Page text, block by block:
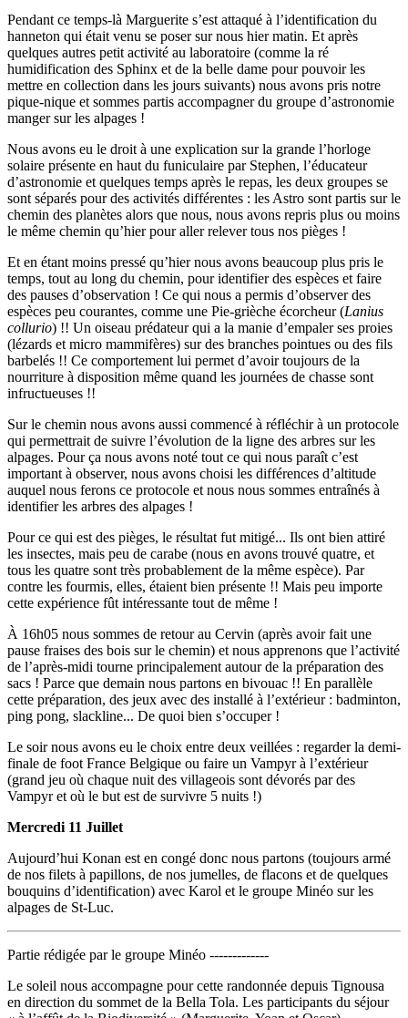
Pendant ce temps-là Marguerite s’est attaqué à l’identification du
hanneton qui était venu se poser sur nous hier matin. Et après
quelques autres petit activité au laboratoire (comme la ré
humidification des Sphinx et de la belle dame pour pouvoir les
mettre en collection dans les jours suivants) nous avons pris notre
pique-nique et sommes partis accompagner du groupe d’astronomie
manger sur les alpages !
Nous avons eu le droit à une explication sur la grande l’horloge
solaire présente en haut du funiculaire par Stephen, l’éducateur
d’astronomie et quelques temps après le repas, les deux groupes se
sont séparés pour des activités différentes : les Astro sont partis sur le
chemin des planètes alors que nous, nous avons repris plus ou moins
le même chemin qu’hier pour aller relever tous nos pièges !
Et en étant moins pressé qu’hier nous avons beaucoup plus pris le
temps, tout au long du chemin, pour identifier des espèces et faire
des pauses d’observation ! Ce qui nous a permis d’observer des
espèces peu courantes, comme une Pie-grièche écorcheur (Lanius
collurio) !! Un oiseau prédateur qui a la manie d’empaler ses proies
(lézards et micro mammifères) sur des branches pointues ou des fils
barbelés !! Ce comportement lui permet d’avoir toujours de la
nourriture à disposition même quand les journées de chasse sont
infructueuses !!
Sur le chemin nous avons aussi commencé à réfléchir à un protocole
qui permettrait de suivre l’évolution de la ligne des arbres sur les
alpages. Pour ça nous avons noté tout ce qui nous paraît c’est
important à observer, nous avons choisi les différences d’altitude
auquel nous ferons ce protocole et nous nous sommes entraînés à
identifier les arbres des alpages !
Pour ce qui est des pièges, le résultat fut mitigé... Ils ont bien attiré
les insectes, mais peu de carabe (nous en avons trouvé quatre, et
tous les quatre sont très probablement de la même espèce). Par
contre les fourmis, elles, étaient bien présente !! Mais peu importe
cette expérience fût intéressante tout de même !
À 16h05 nous sommes de retour au Cervin (après avoir fait une
pause fraises des bois sur le chemin) et nous apprenons que l’activité
de l’après-midi tourne principalement autour de la préparation des
sacs ! Parce que demain nous partons en bivouac !! En parallèle
cette préparation, des jeux avec des installé à l’extérieur : badminton,
ping pong, slackline... De quoi bien s’occuper !
Le soir nous avons eu le choix entre deux veillées : regarder la demi-
finale de foot France Belgique ou faire un Vampyr à l’extérieur
(grand jeu où chaque nuit des villageois sont dévorés par des
Vampyr et où le but est de survivre 5 nuits !)
Mercredi 11 Juillet
Aujourd’hui Konan est en congé donc nous partons (toujours armé
de nos filets à papillons, de nos jumelles, de flacons et de quelques
bouquins d’identification) avec Karol et le groupe Minéo sur les
alpages de St-Luc.
Partie rédigée par le groupe Minéo -------------
Le soleil nous accompagne pour cette randonnée depuis Tignousa
en direction du sommet de la Bella Tola. Les participants du séjour